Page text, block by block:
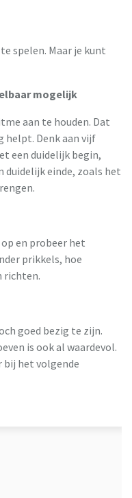
spelen. Maar je kunt
mogelijk
aan te houden. Dat
helpt. Denk aan vijf
een duidelijk begin,
duidelijk einde, zoals het
en probeer het
prikkels, hoe
richten.
goed bezig te zijn.
is ook al waardevol.
bij het volgende